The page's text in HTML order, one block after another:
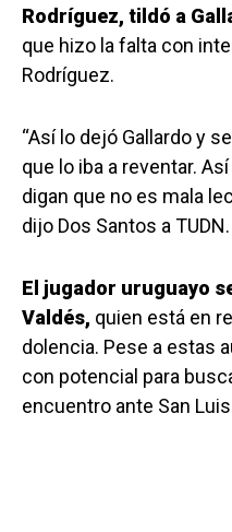
Rodríguez, tildó a
que hizo la falta con
Rodríguez.
“Así lo dejó Gallardo y
que lo iba a reventar.
digan que no es mala
dijo Dos Santos a TUDN.
El jugador uruguayo
Valdés, quien está en
dolencia. Pese a estas
con potencial para
encuentro ante San